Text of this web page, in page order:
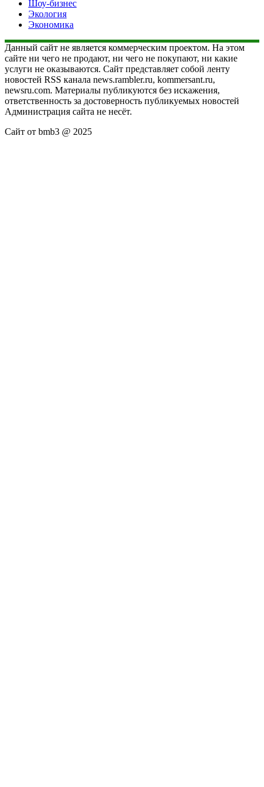
Шоу-бизнес
Экология
Экономика
Данный сайт не является коммерческим проектом. На этом
сайте ни чего не продают, ни чего не покупают, ни какие
услуги не оказываются. Сайт представляет собой ленту
новостей RSS канала news.rambler.ru, kommersant.ru,
newsru.com. Материалы публикуются без искажения,
ответственность за достоверность публикуемых новостей
Администрация сайта не несёт.
Сайт от bmb3 @ 2025